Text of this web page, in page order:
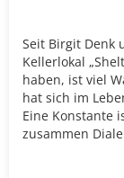
Seit Birgit Denk
Kellerlokal
haben, ist viel
hat sich im
Eine Konstante
zusammen